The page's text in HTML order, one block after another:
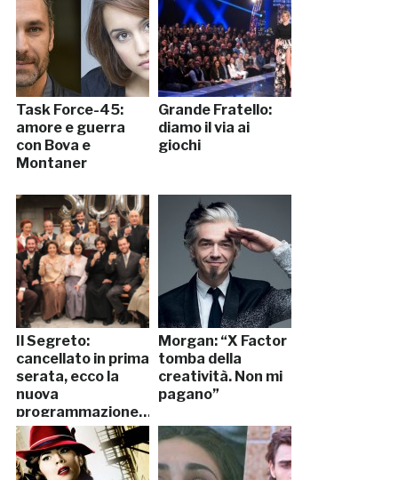
Task Force-45:
amore e guerra
con Bova e
Montaner
Grande Fratello:
diamo il via ai
giochi
Il Segreto:
cancellato in prima
serata, ecco la
nuova
programmazione…
Morgan: “X Factor
tomba della
creatività. Non mi
pagano”